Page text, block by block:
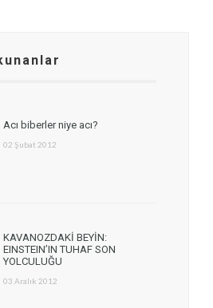
Acı biberler niye acı?
02 Şubat 2012
KAVANOZDAKİ BEYİN:
EINSTEIN’IN TUHAF SON
YOLCULUĞU
03 Aralık 2012